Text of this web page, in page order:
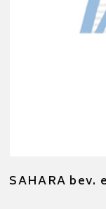
SAHARA bev.